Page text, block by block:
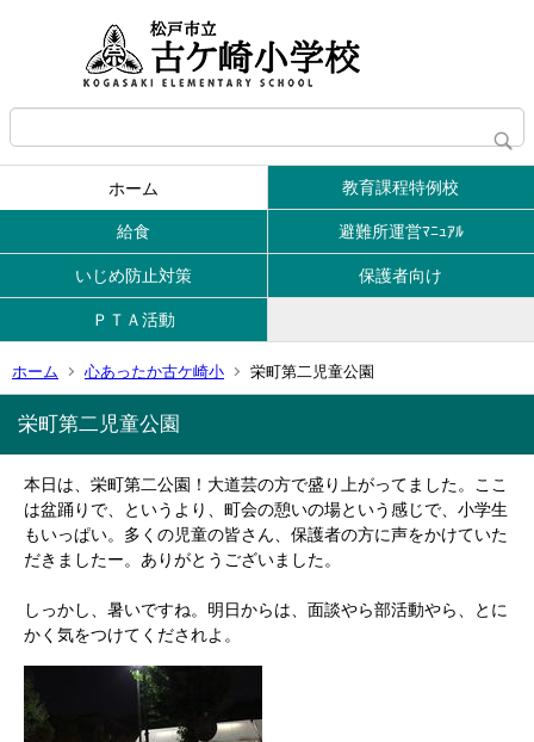
ホーム 教育課程特例校
給食 避難所運営ﾏﾆｭｱﾙ
いじめ防止対策 保護者向け
ＰＴＡ活動
ホーム 心あったか古ケ崎小 栄町第二児童公園
栄町第二児童公園
本日は、栄町第二公園！大道芸の方で盛り上がってました。ここ
は盆踊りで、というより、町会の憩いの場という感じで、小学生
もいっぱい。多くの児童の皆さん、保護者の方に声をかけていた
だきましたー。ありがとうございました。
しっかし、暑いですね。明日からは、面談やら部活動やら、とに
かく気をつけてくだされよ。